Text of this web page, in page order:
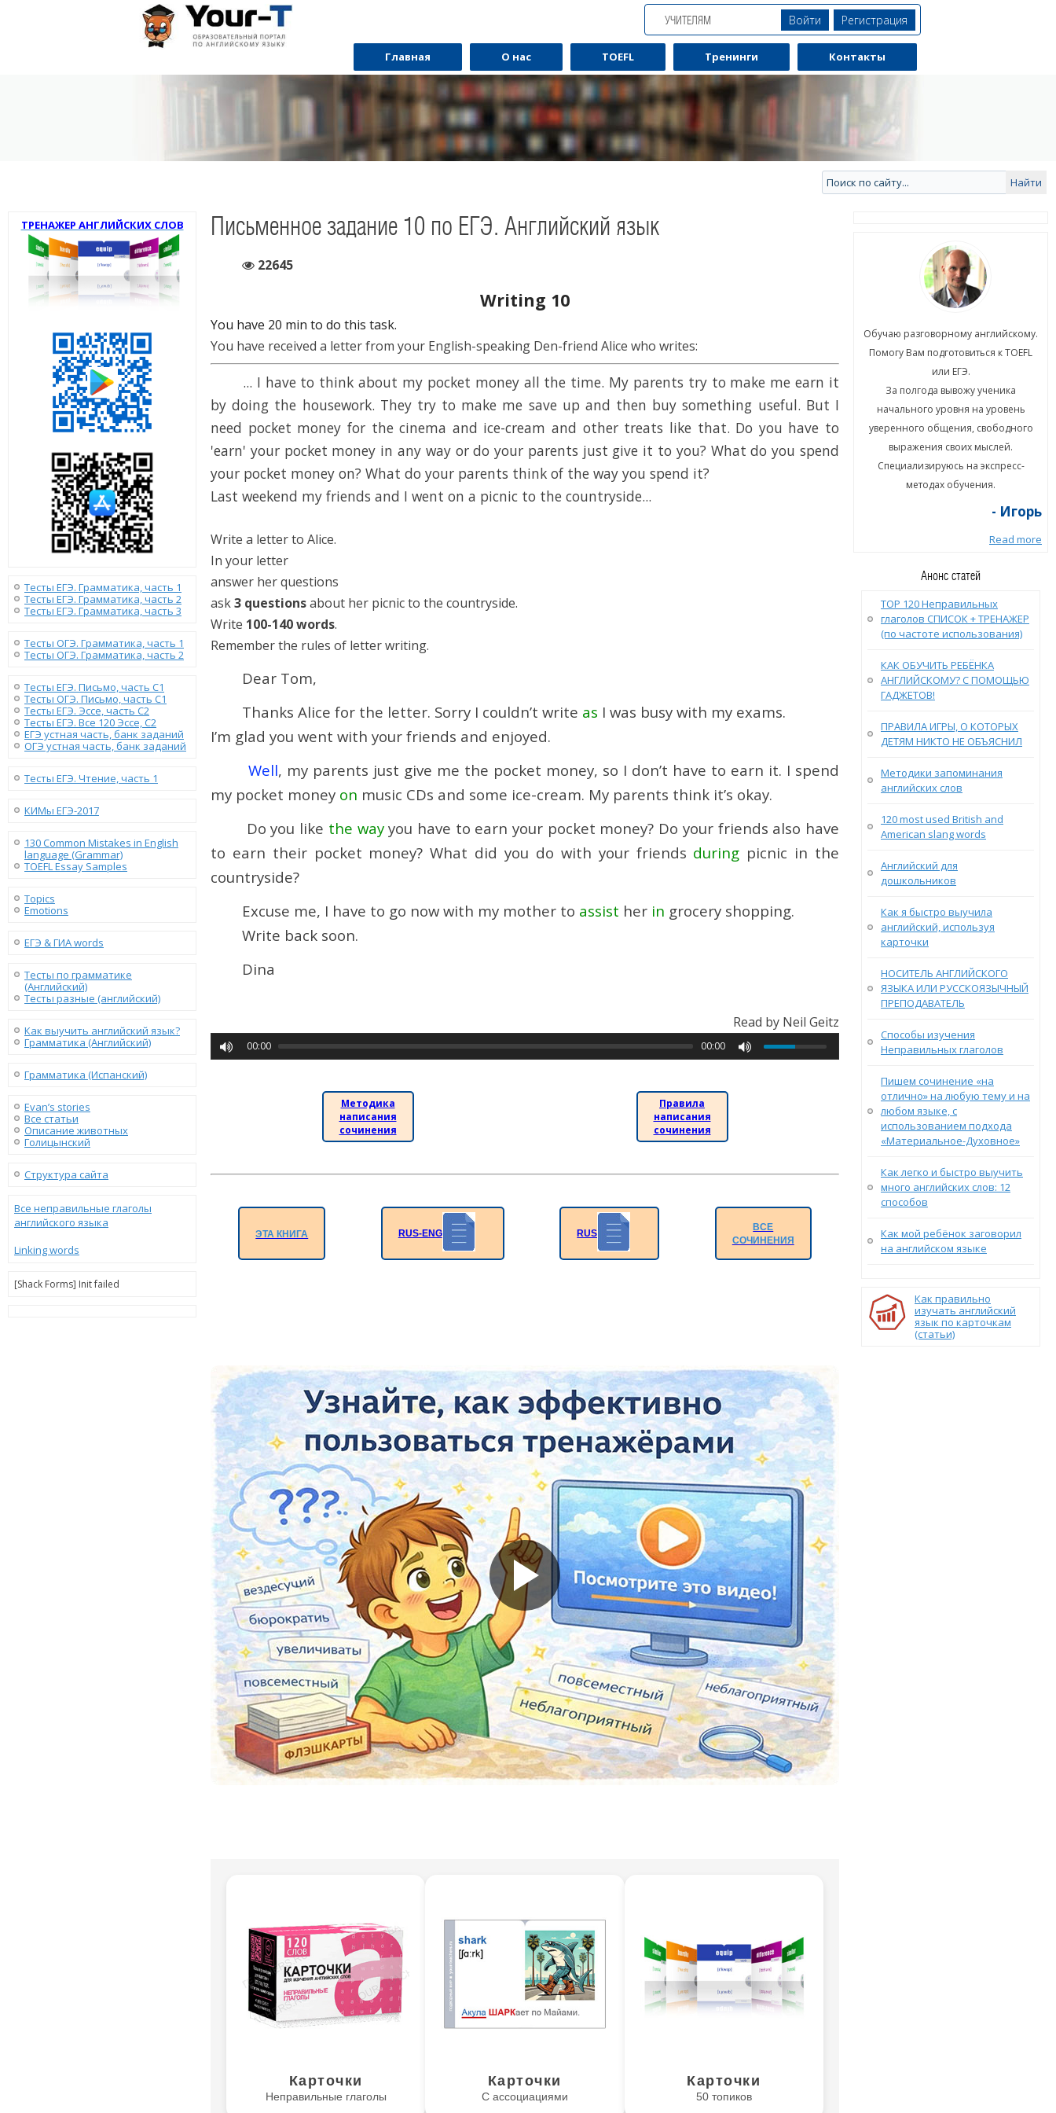
УЧИТЕЛЯМ Войти Регистрация
Главная О нас TOEFL Тренинги Контакты
ТРЕНАЖЕР АНГЛИЙСКИХ СЛОВ
Тесты ЕГЭ. Грамматика, часть 1
Тесты ЕГЭ. Грамматика, часть 2
Тесты ЕГЭ. Грамматика, часть 3
Тесты ОГЭ. Грамматика, часть 1
Тесты ОГЭ. Грамматика, часть 2
Тесты ЕГЭ. Письмо, часть С1
Тесты ОГЭ. Письмо, часть С1
Тесты ЕГЭ. Эссе, часть C2
Тесты ЕГЭ. Все 120 Эссе, C2
ЕГЭ устная часть, банк заданий
ОГЭ устная часть, банк заданий
Тесты ЕГЭ. Чтение, часть 1
КИМы ЕГЭ-2017
130 Сommon Mistakes in English
language (Grammar)
TOEFL Essay Samples
Topics
Emotions
ЕГЭ & ГИА words
Тесты по грамматике
(Английский)
Тесты разные (английский)
Как выучить английский язык?
Грамматика (Английский)
Грамматика (Испанский)
Evan’s stories
Все статьи
Описание животных
Голицынский
Структура сайта
Все неправильные глаголы
английского языка
Linking words
[Shack Forms] Init failed
Письменное задание 10 по ЕГЭ. Английский язык
22645
Writing 10
You have 20 min to do this task.
You have received a letter from your English-speaking Den-friend Alice who writes:
... I have to think about my pocket money all the time. My parents try to make me earn it
by doing the housework. They try to make me save up and then buy something useful. But I
need pocket money for the cinema and ice-cream and other treats like that. Do you have to
'earn' your pocket money in any way or do your parents just give it to you? What do you spend
your pocket money on? What do your parents think of the way you spend it?
Last weekend my friends and I went on a picnic to the countryside...
Write a letter to Alice.
In your letter
answer her questions
ask3 questionsabout her picnic to the countryside.
Write 100-140 words.
Remember the rules of letter writing.
Dear Tom,
Thanks Alice for the letter. Sorry I couldn’t write as I was busy with my exams.
I’m glad you went with your friends and enjoyed.
Well, my parents just give me the pocket money, so I don’t have to earn it. I spend
my pocket money on music CDs and some ice-cream. My parents think it’s okay.
Do you like the wayyou have to earn your pocket money? Do your friends also have
to earn their pocket money? What did you do with your friends during picnic in the
countryside?
Excuse me, I have to go now with my mother to assist her in grocery shopping.
Write back soon.
Dina
Read by Neil Geitz
00:00 00:00
Методика
написания
сочинения
Правила
написания
сочинения
ЭТА КНИГА RUS-ENG RUS
ВСЕ
СОЧИНЕНИЯ
Карточки
Неправильные глаголы
Карточки
С ассоциациями
Карточки
50 топиков
Помогу Вам подготовиться к TOEFL
За полгода вывожу ученика
начального уровня на уровень
уверенного общения, свободного
выражения своих мыслей.
Специализируюсь на экспресс-
методах обучения.
Помогу Вам подготовиться к TOEFL
За полгода вывожу ученика
начального уровня на уровень
уверенного общения, свободного
выражения своих мыслей.
Специализируюсь на экспресс-
Обучаю разговорному английскому.
Помогу Вам подготовиться к TOEFL
или ЕГЭ.
За полгода вывожу ученика
начального уровня на уровень
уверенного общения, свободного
выражения своих мыслей.
Специализируюсь на экспресс-
методах обучения.
- Игорь
Read more
Анонс статей
TOP 120 Неправильных
глаголов СПИСОК + ТРЕНАЖЕР
(по частоте использования)
КАК ОБУЧИТЬ РЕБЁНКА
АНГЛИЙСКОМУ? С ПОМОЩЬЮ
ГАДЖЕТОВ!
ПРАВИЛА ИГРЫ, О КОТОРЫХ
ДЕТЯМ НИКТО НЕ ОБЪЯСНИЛ
Методики запоминания
английских слов
120 most used British and
American slang words
Английский для
дошкольников
Как я быстро выучила
английский, используя
карточки
НОСИТЕЛЬ АНГЛИЙСКОГО
ЯЗЫКА ИЛИ РУССКОЯЗЫЧНЫЙ
ПРЕПОДАВАТЕЛЬ
Способы изучения
Неправильных глаголов
Пишем сочинение «на
отлично» на любую тему и на
любом языке, с
использованием подхода
«Материальное-Духовное»
Как легко и быстро выучить
много английских слов: 12
способов
Как мой ребёнок заговорил
на английском языке
Как правильно
изучать английский
язык по карточкам
(статьи)